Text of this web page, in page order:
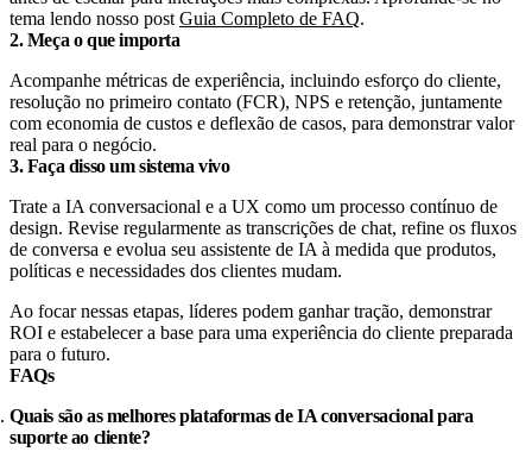
tema lendo nosso post Guia Completo de FAQ.
2. Meça o que importa
Acompanhe métricas de experiência, incluindo esforço do cliente,
resolução no primeiro contato (FCR), NPS e retenção, juntamente
com economia de custos e deflexão de casos, para demonstrar valor
real para o negócio.
3. Faça disso um sistema vivo
Trate a IA conversacional e a UX como um processo contínuo de
design. Revise regularmente as transcrições de chat, refine os fluxos
de conversa e evolua seu assistente de IA à medida que produtos,
políticas e necessidades dos clientes mudam.
Ao focar nessas etapas, líderes podem ganhar tração, demonstrar
ROI e estabelecer a base para uma experiência do cliente preparada
para o futuro.
FAQs
Quais são as melhores plataformas de IA conversacional para
suporte ao cliente?